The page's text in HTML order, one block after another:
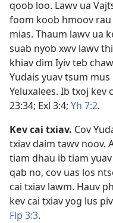
qoob loo. Lawv ua
foom koob hmoov
mias. Thaum lawv ua
suab nyob xwv lawv
khiav dim Iyiv teb
Yudais yuav tsum
Yeluxalees. Ib txoj
23:34; Exl 3:4; Yh 7:2.
Kev cai txiav. Cov
txiav daim tawv noov.
tiam dhau ib tiam
qab no, cov uas los
cai txiav lawm. Hauv
kev cai txiav yog lus
Flp 3:3.